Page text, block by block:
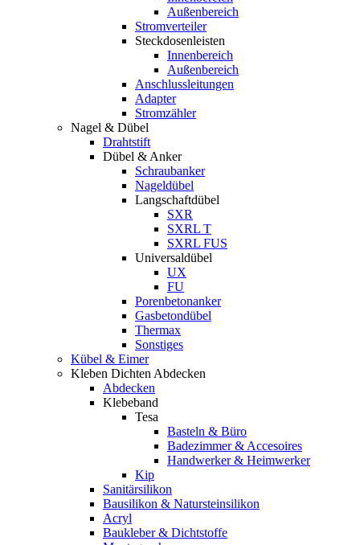
Außenbereich
Stromverteiler
Steckdosenleisten
Innenbereich
Außenbereich
Anschlussleitungen
Adapter
Stromzähler
Nagel & Dübel
Drahtstift
Dübel & Anker
Schraubanker
Nageldübel
Langschaftdübel
SXR
SXRL T
SXRL FUS
Universaldübel
UX
FU
Porenbetonanker
Gasbetondübel
Thermax
Sonstiges
Kübel & Eimer
Kleben Dichten Abdecken
Abdecken
Klebeband
Tesa
Basteln & Büro
Badezimmer & Accesoires
Handwerker & Heimwerker
Kip
Sanitärsilikon
Bausilikon & Natursteinsilikon
Acryl
Baukleber & Dichtstoffe